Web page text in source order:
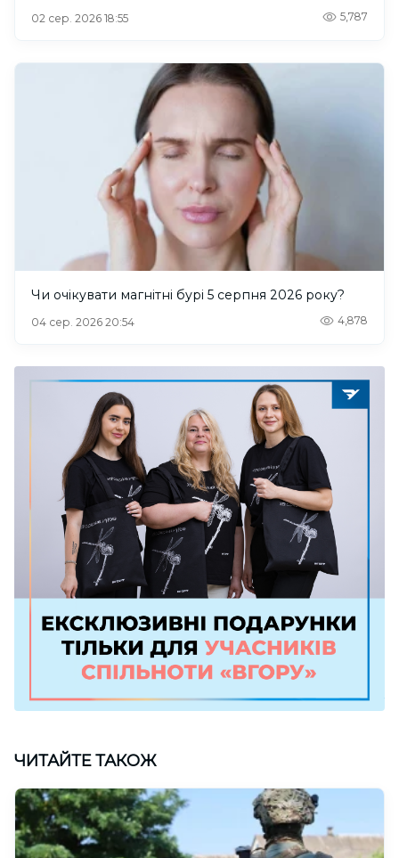
02 сер. 2026 18:55 5,787
Чи очікувати магнітні бурі 5 серпня 2026 року?
04 сер. 2026 20:54 4,878
ЧИТАЙТЕ ТАКОЖ